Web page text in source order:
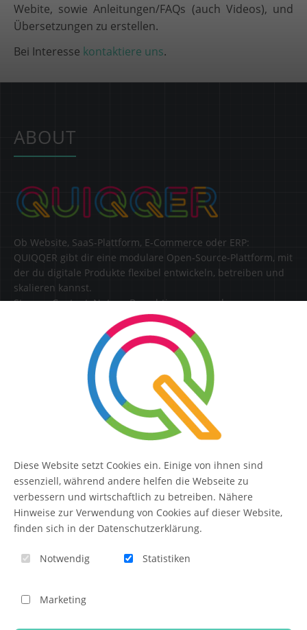
Webite, sowie Anleitungen/FAQs (auch Videos), und
Übersetzungen zu erstellen.
Bei Interesse kontaktiere uns.
ABOUT
Ob Website, SaaS-Plattform, E-Commerce oder ERP:
QUIQQER gibt dir eine modulare Open-Source-Plattform, mit
der du digitale Produkte flexibel entwickeln, betreiben und
skalieren kannst.
Steuere Content, Nutzer, Berechtigungen und
Erweiterungen zentral in einer Lösung.
QUIQQER
Themen-Übersicht
Impressum
Diese Website setzt Cookies ein. Einige von ihnen sind
essenziell, während andere helfen die Webseite zu
verbessern und wirtschaftlich zu betreiben. Nähere
Hinweise zur Verwendung von Cookies auf dieser Website,
finden sich in der Datenschutzerklärung.
Notwendig Statistiken
Marketing